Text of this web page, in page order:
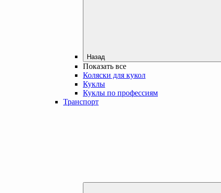
Назад
Показать все
Коляски для кукол
Куклы
Куклы по профессиям
Транспорт